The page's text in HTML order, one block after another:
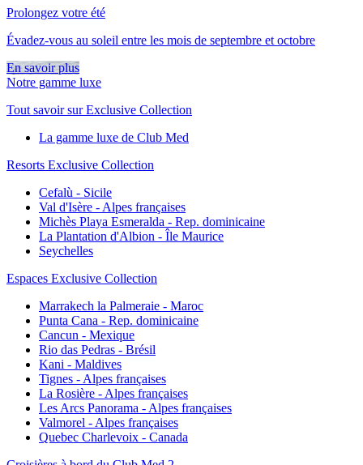
Prolongez votre été
Évadez-vous au soleil entre les mois de septembre et octobre
En savoir plus
Notre gamme luxe
Tout savoir sur Exclusive Collection
La gamme luxe de Club Med
Resorts Exclusive Collection
Cefalù - Sicile
Val d'Isère - Alpes françaises
Michès Playa Esmeralda - Rep. dominicaine
La Plantation d'Albion - Île Maurice
Seychelles
Espaces Exclusive Collection
Marrakech la Palmeraie - Maroc
Punta Cana - Rep. dominicaine
Cancun - Mexique
Rio das Pedras - Brésil
Kani - Maldives
Tignes - Alpes françaises
La Rosière - Alpes françaises
Les Arcs Panorama - Alpes françaises
Valmorel - Alpes françaises
Quebec Charlevoix - Canada